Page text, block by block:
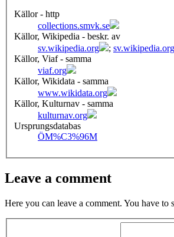
Källor - http
collections.smvk.se
Källor, Wikipedia - beskr. av
sv.wikipedia.org
; sv.wikipedia.org
Källor, Viaf - samma
viaf.org
Källor, Wikidata - samma
www.wikidata.org
Källor, Kulturnav - samma
kulturnav.org
Ursprungsdatabas
ÖM%C3%96M
Leave a comment
Here you can leave a comment. You have to